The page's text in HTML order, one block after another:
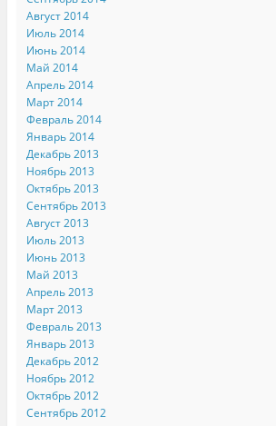
Август 2014
Июль 2014
Июнь 2014
Май 2014
Апрель 2014
Март 2014
Февраль 2014
Январь 2014
Декабрь 2013
Ноябрь 2013
Октябрь 2013
Сентябрь 2013
Август 2013
Июль 2013
Июнь 2013
Май 2013
Апрель 2013
Март 2013
Февраль 2013
Январь 2013
Декабрь 2012
Ноябрь 2012
Октябрь 2012
Сентябрь 2012